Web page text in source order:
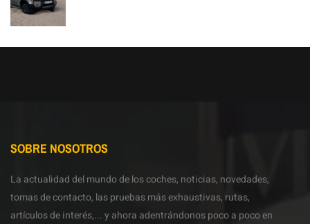
SOBRE NOSOTROS
La actualidad del mundo de los coches, noticias, novedades,
tomas de contacto, las pruebas más exhaustivas, rutas,
artículos de interés,... y ahora adentrándonos poco a poco en